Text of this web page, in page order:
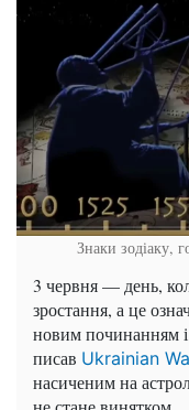
Знаки зодіаку,
3 червня — день,
зростання, а це
новим починанням
писав Ukrainian
насиченим на